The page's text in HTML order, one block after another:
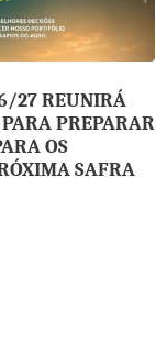
27 REUNIRÁ
PREPARAR
OS
SAFRA